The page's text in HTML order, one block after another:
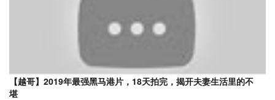
【越哥】2019年最强黑马港片，18天拍完，揭开夫妻生活里的不
堪